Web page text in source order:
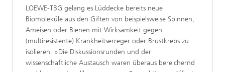
LOEWE-TBG gelang es Lüddecke bereits neue
Biomoleküle aus den Giften von beispielsweise Spinnen,
Ameisen oder Bienen mit Wirksamkeit gegen
(multiresistente) Krankheitserreger oder Brustkrebs zu
isolieren. »Die Diskussionsrunden und der
wissenschaftliche Austausch waren überaus bereichernd